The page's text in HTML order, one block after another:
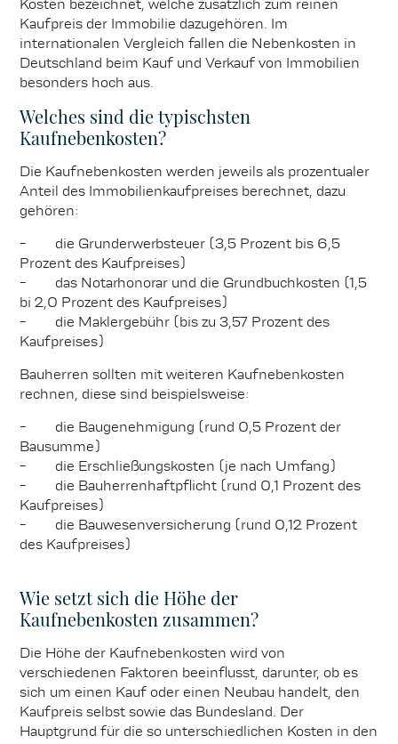
Kosten bezeichnet, welche zusätzlich zum reinen
Kaufpreis der Immobilie dazugehören. Im
internationalen Vergleich fallen die Nebenkosten in
Deutschland beim Kauf und Verkauf von Immobilien
besonders hoch aus.
Welches sind die typischsten
Kaufnebenkosten?
Die Kaufnebenkosten werden jeweils als prozentualer
Anteil des Immobilienkaufpreises berechnet, dazu
gehören:
- die Grunderwerbsteuer (3,5 Prozent bis 6,5
Prozent des Kaufpreises)
- das Notarhonorar und die Grundbuchkosten (1,5
bi 2,0 Prozent des Kaufpreises)
- die Maklergebühr (bis zu 3,57 Prozent des
Kaufpreises)
Bauherren sollten mit weiteren Kaufnebenkosten
rechnen, diese sind beispielsweise:
- die Baugenehmigung (rund 0,5 Prozent der
Bausumme)
- die Erschließungskosten (je nach Umfang)
- die Bauherrenhaftpflicht (rund 0,1 Prozent des
Kaufpreises)
- die Bauwesenversicherung (rund 0,12 Prozent
des Kaufpreises)
Wie setzt sich die Höhe der
Kaufnebenkosten zusammen?
Die Höhe der Kaufnebenkosten wird von
verschiedenen Faktoren beeinflusst, darunter, ob es
sich um einen Kauf oder einen Neubau handelt, den
Kaufpreis selbst sowie das Bundesland. Der
Hauptgrund für die so unterschiedlichen Kosten in den